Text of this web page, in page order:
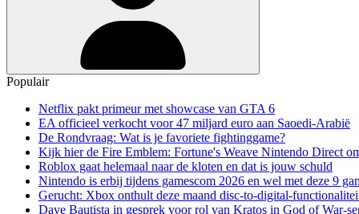
Populair
Netflix pakt primeur met showcase van GTA 6
EA officieel verkocht voor 47 miljard euro aan Saoedi-Arabië
De Rondvraag: Wat is je favoriete fightinggame?
Kijk hier de Fire Emblem: Fortune's Weave Nintendo Direct
Roblox gaat helemaal naar de kloten en dat is jouw schuld
Nintendo is erbij tijdens gamescom 2026 en wel met deze 9
Gerucht: Xbox onthult deze maand disc-to-digital-
Dave Bautista in gesprek voor rol van Kratos in God of War-